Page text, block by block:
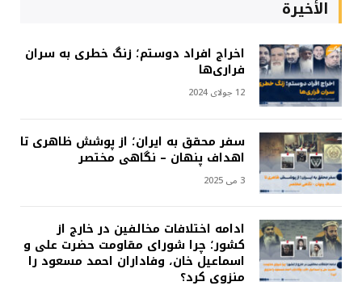
الأخيرة
اخراج افراد دوستم؛ زنگ خطری به سران
فراری‌ها
12 جولای 2024
سفر محقق به ایران؛ از پوشش ظاهری تا
اهداف پنهان – نگاهی مختصر
3 می 2025
ادامه اختلافات مخالفین در خارج از
کشور؛ چرا شورای مقاومت حضرت علی و
اسماعیل خان، وفاداران احمد مسعود را
منزوی کرد؟